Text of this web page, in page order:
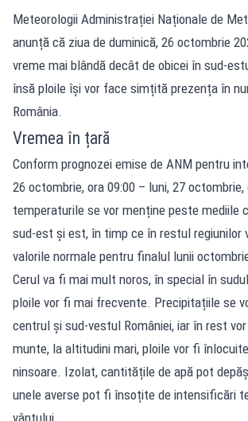
Meteorologii Administrației Naționale de
anunță că ziua de duminică, 26 octombrie
vreme mai blândă decât de obicei în sud-
însă ploile își vor face simțită prezența în
România.
Vremea în țară
Conform prognozei emise de ANM pentru
26 octombrie, ora 09:00 – luni, 27 octombrie,
temperaturile se vor menține peste mediile
sud-est și est, în timp ce în restul regiunilor
valorile normale pentru finalul lunii
Cerul va fi mai mult noros, în special în
ploile vor fi mai frecvente. Precipitațiile se
centrul și sud-vestul României, iar în rest
munte, la altitudini mari, ploile vor fi
ninsoare. Izolat, cantitățile de apă pot
unele averse pot fi însoțite de intensificări
vântului.